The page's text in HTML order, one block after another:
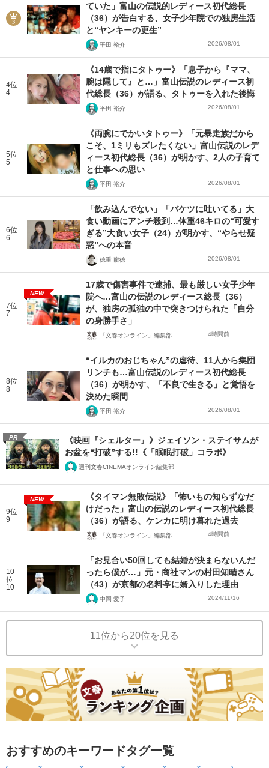
ていた」富山の伝説的レディース初代総長
（36）が告白する、女子少年院での独房生活
と“ヤンキーの更生”
平田 裕介 2026/08/01
4位
4
《14歳で指にタトゥー》「息子から『ママ、
腕は隠して』と…」富山伝説のレディース初
代総長（36）が語る、タトゥーを入れた後悔
平田 裕介 2026/08/01
5位
5
《両腕にでかいタトゥー》「元暴走族だから
こそ、1ミリもズレたくない」富山伝説のレデ
ィース初代総長（36）が明かす、2人の子育て
と仕事への思い
平田 裕介 2026/08/01
6位
6
「飲み込んでない」「バケツに吐いてる」大
食い動画にアンチ殺到…体重46キロの“可愛す
ぎる”大食い女子（24）が明かす、“やらせ疑
惑”への本音
徳重 龍徳 2026/08/01
7位
7
NEW
17歳で傷害事件で逮捕、最も厳しい女子少年
院へ…富山の伝説のレディース総長（36）
が、独房の孤独の中で突きつけられた「自分
の身勝手さ」
「文春オンライン」編集部 4時間前
8位
8
“イルカのおじちゃん”の虐待、11人から集団
リンチも…富山伝説のレディース初代総長
（36）が明かす、「不良で生きる」と覚悟を
決めた瞬間
平田 裕介 2026/08/01
PR
《映画『シェルター』》ジェイソン・ステイサムが
お盆を“打破”する!!《「眠眠打破」コラボ》
週刊文春CINEMAオンライン編集部
9位
9
NEW
《タイマン無敗伝説》「怖いもの知らずなだ
けだった」富山の伝説のレディース初代総長
（36）が語る、ケンカに明け暮れた過去
「文春オンライン」編集部 4時間前
10
位
10
「お見合い50回しても結婚が決まらないんだ
ったら僕が…」元・商社マンの村田知晴さん
（43）が京都の名料亭に婿入りした理由
中岡 愛子 2024/11/16
11位から20位を見る
おすすめのキーワードタグ一覧